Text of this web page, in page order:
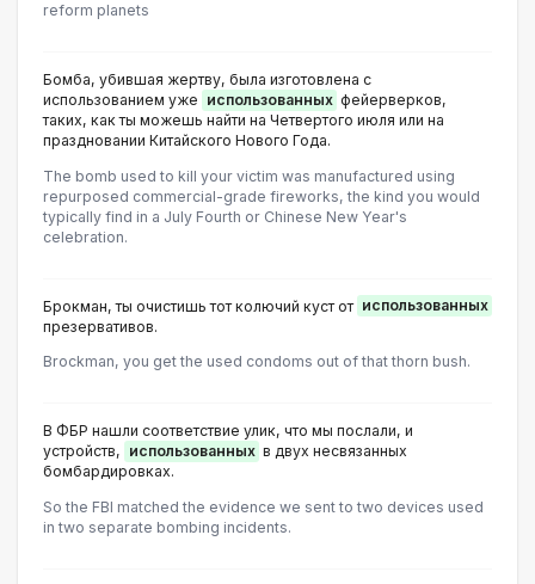
reform planets
Бомба, убившая жертву, была изготовлена с
использованием уже использованных фейерверков,
таких, как ты можешь найти на Четвертого июля или на
праздновании Китайского Нового Года.
The bomb used to kill your victim was manufactured using
repurposed commercial-grade fireworks, the kind you would
typically find in a July Fourth or Chinese New Year's
celebration.
Брокман, ты очистишь тот колючий куст от использованных
презервативов.
Brockman, you get the used condoms out of that thorn bush.
В ФБР нашли соответствие улик, что мы послали, и
устройств, использованных в двух несвязанных
бомбардировках.
So the FBI matched the evidence we sent to two devices used
in two separate bombing incidents.